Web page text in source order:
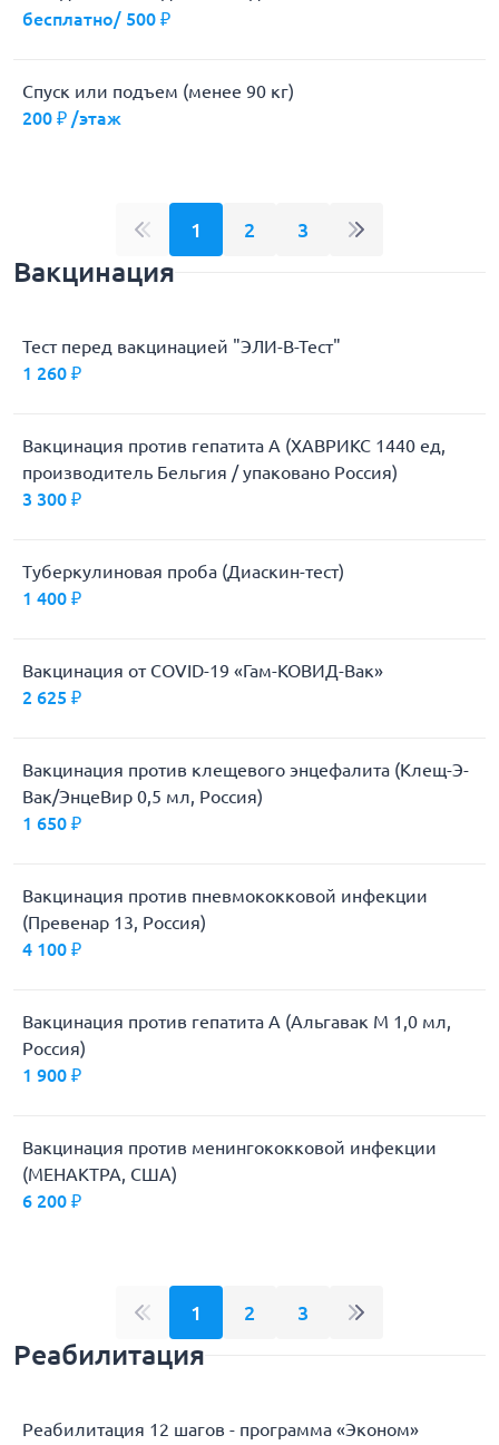
бесплатно/ 500 ₽
Спуск или подъем (менее 90 кг)
200 ₽ /этаж
1 2 3
Вакцинация
Тест перед вакцинацией "ЭЛИ-В-Тест"
1 260 ₽
Вакцинация против гепатита А (ХАВРИКС 1440 ед,
производитель Бельгия / упаковано Россия)
3 300 ₽
Туберкулиновая проба (Диаскин-тест)
1 400 ₽
Вакцинация от COVID-19 «Гам-КОВИД-Вак»
2 625 ₽
Вакцинация против клещевого энцефалита (Клещ-Э-
Вак/ЭнцеВир 0,5 мл, Россия)
1 650 ₽
Вакцинация против пневмококковой инфекции
(Превенар 13, Россия)
4 100 ₽
Вакцинация против гепатита А (Альгавак М 1,0 мл,
Россия)
1 900 ₽
Вакцинация против менингококковой инфекции
(МЕНАКТРА, США)
6 200 ₽
1 2 3
Реабилитация
Реабилитация 12 шагов - программа «Эконом»